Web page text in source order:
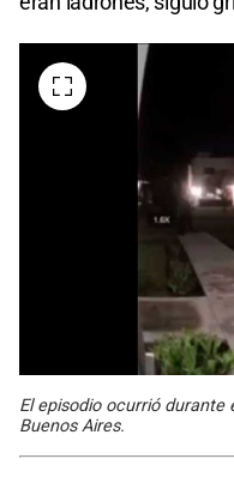
El episodio ocurrió
Buenos Aires.